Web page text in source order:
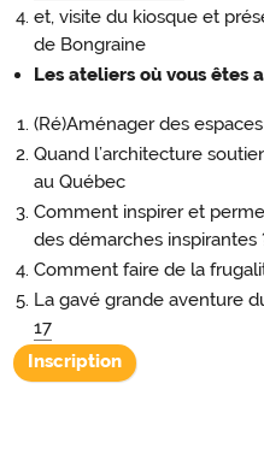
et, visite du kiosque et
de Bongraine
Les ateliers où vous êtes
(Ré)Aménager des
Quand l’architecture
au Québec
Comment inspirer et
des démarches inspirantes
Comment faire de la
La gavé grande aventure
17
Inscription